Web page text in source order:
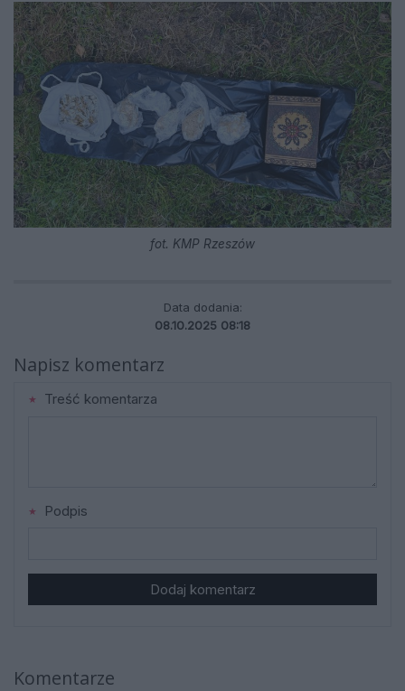
fot. KMP Rzeszów
Data dodania:
08.10.2025 08:18
Napisz komentarz
Treść komentarza
Podpis
Dodaj komentarz
Komentarze